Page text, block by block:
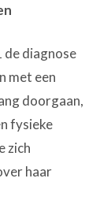
de diagnose
met een
doorgaan,
fysieke
zich
haar